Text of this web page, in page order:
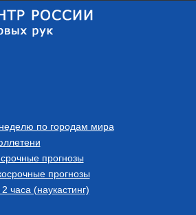
по городам мира
прогнозы
прогнозы
часа (наукастинг)